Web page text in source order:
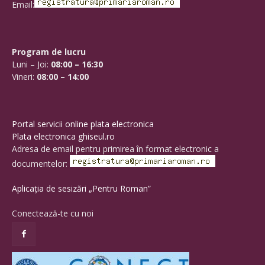
Email:
Program de lucru
Luni – Joi: 08:00 – 16:30
Vineri: 08:00 – 14:00
Portal servicii online plata electronica
Plata electronica ghiseul.ro
Adresa de email pentru primirea în format electronic a
documentelor:
Aplicația de sesizări „Pentru Roman”
Conectează-te cu noi